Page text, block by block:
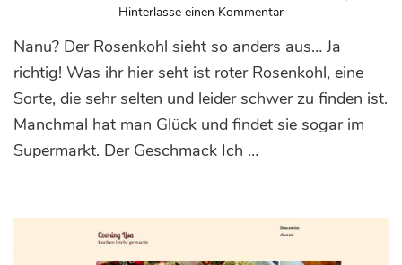
Hinterlasse einen Kommentarzu
in
rot?
Nanu? Der Rosenkohl sieht so anders aus… Ja
richtig! Was ihr hier seht ist roter Rosenkohl, eine
Sorte, die sehr selten und leider schwer zu finden ist.
Manchmal hat man Glück und findet sie sogar im
Supermarkt. Der Geschmack Ich …